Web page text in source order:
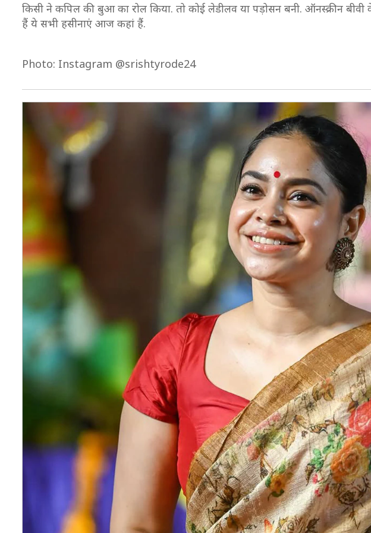
किसी ने कपिल की बुआ का रोल किया. तो कोई लेडीलव या पड़ोसन बनी. ऑनस्क्रीन बीवी
हैं ये सभी हसीनाएं आज कहां हैं.
Photo: Instagram @srishtyrode24